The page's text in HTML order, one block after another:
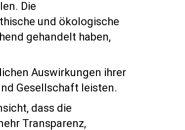
Die
und ökologische
gehandelt haben,
Auswirkungen ihrer
Gesellschaft leisten.
dass die
Transparenz,